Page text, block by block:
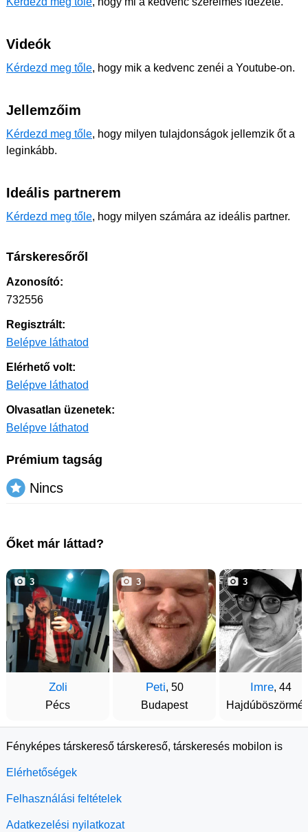
Videók
Kérdezd meg tőle, hogy mik a kedvenc zenéi a Youtube-on.
Jellemzőim
Kérdezd meg tőle, hogy milyen tulajdonságok jellemzik őt a
leginkább.
Ideális partnerem
Kérdezd meg tőle, hogy milyen számára az ideális partner.
Társkeresőről
Azonosító:
732556
Regisztrált:
Belépve láthatod
Elérhető volt:
Belépve láthatod
Olvasatlan üzenetek:
Belépve láthatod
Prémium tagság
Nincs
Őket már láttad?
Zoli
Pécs
3
Peti, 50
Budapest
3
Imre, 44
3
Fényképes társkereső társkereső, társkeresés mobilon is
Elérhetőségek
Felhasználási feltételek
Adatkezelési nyilatkozat